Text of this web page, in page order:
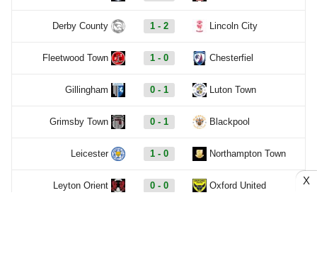
Derby County 1 - 2 Lincoln City
Fleetwood Town 1 - 0 Chesterfiel
Gillingham 0 - 1 Luton Town
Grimsby Town 0 - 1 Blackpool
Leicester 1 - 0 Northampton Town
Leyton Orient 0 - 0 Oxford United X